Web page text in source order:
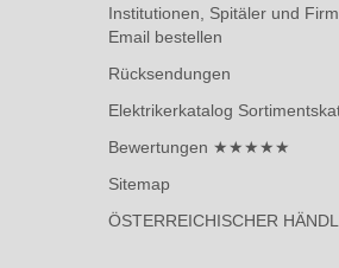
Institutionen, Spitäler und
Email bestellen
Rücksendungen
Elektrikerkatalog
Bewertungen ★★★★★
Sitemap
ÖSTERREICHISCHER